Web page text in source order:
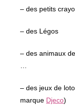
– des petits
– des Légos
– des animaux
– des jeux de
marque Djeco)